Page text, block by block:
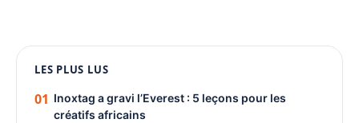
PUBLICITÉ
LES PLUS LUS
01 Inoxtag a gravi l’Everest : 5 leçons pour les
créatifs africains